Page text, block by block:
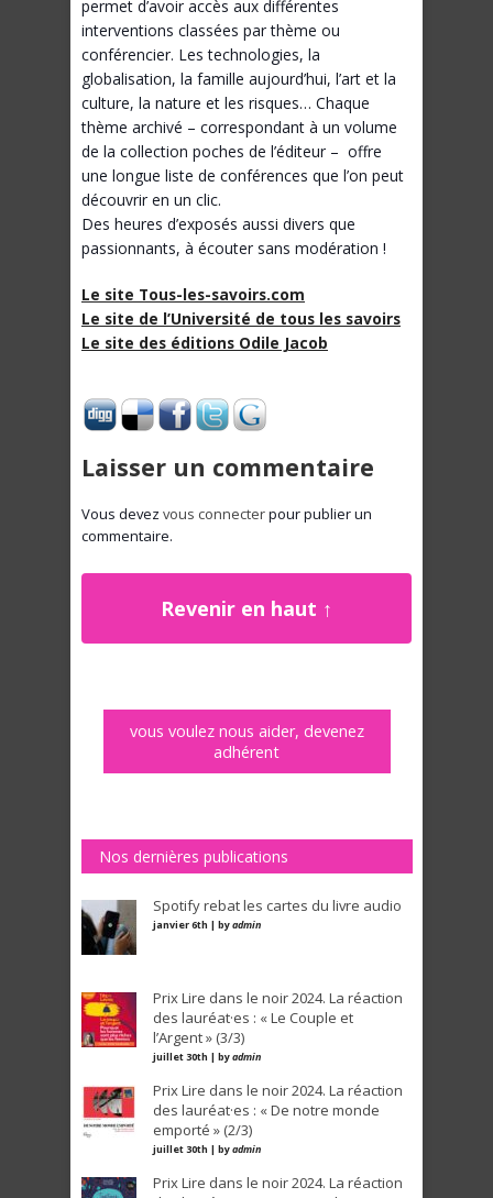
permet d’avoir accès aux différentes
interventions classées par thème ou
conférencier. Les technologies, la
globalisation, la famille aujourd’hui, l’art et la
culture, la nature et les risques… Chaque
thème archivé – correspondant à un volume
de la collection poches de l’éditeur – offre
une longue liste de conférences que l’on peut
découvrir en un clic.
Des heures d’exposés aussi divers que
passionnants, à écouter sans modération !
Le site Tous-les-savoirs.com
Le site de l’Université de tous les savoirs
Le site des éditions Odile Jacob
Laisser un commentaire
Vous devez vous connecterpour publier un
commentaire.
Revenir en haut ↑
vous voulez nous aider, devenez
adhérent
Nos dernières publications
Spotify rebat les cartes du livre audio
janvier 6th | byadmin
Prix Lire dans le noir 2024. La réaction
des lauréat·es : « Le Couple et
l’Argent » (3/3)
juillet 30th | byadmin
Prix Lire dans le noir 2024. La réaction
des lauréat·es : « De notre monde
emporté » (2/3)
juillet 30th | byadmin
Prix Lire dans le noir 2024. La réaction